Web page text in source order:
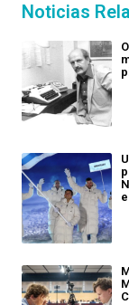
Noticias